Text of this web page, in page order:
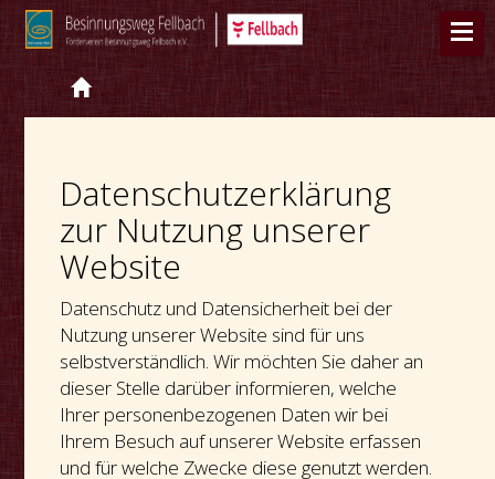
Datenschutzerklärung
zur Nutzung unserer
Website
Datenschutz und Datensicherheit bei der
Nutzung unserer Website sind für uns
selbstverständlich. Wir möchten Sie daher an
dieser Stelle darüber informieren, welche
Ihrer personenbezogenen Daten wir bei
Ihrem Besuch auf unserer Website erfassen
und für welche Zwecke diese genutzt werden.